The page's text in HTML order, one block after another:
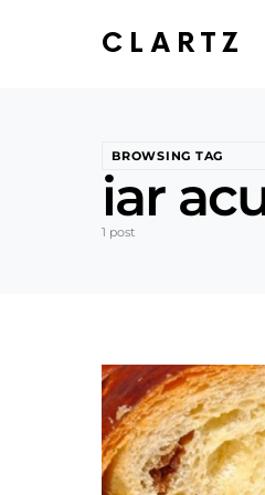
CLARTZ
BROWSING TAG
iar
1 post